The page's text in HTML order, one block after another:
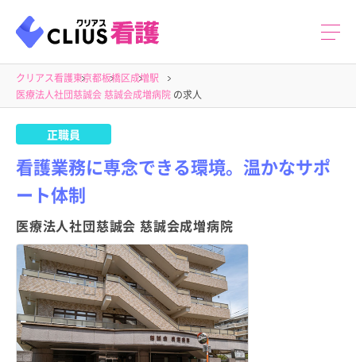
クリアス看護東京都板橋区成増駅
医療法人社団慈誠会 慈誠会成増病院 の求人
正職員
看護業務に専念できる環境。温かなサポ
ート体制
医療法人社団慈誠会 慈誠会成増病院